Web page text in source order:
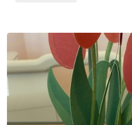
中
眠